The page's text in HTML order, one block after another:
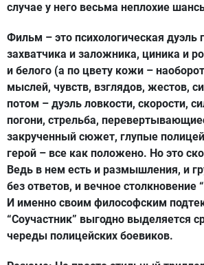
случае у него весьма неплохие
Фильм – это психологическая дуэль
захватчика и заложника, циника и
и белого (а по цвету кожи –
мыслей, чувств, взглядов, жестов,
потом – дуэль ловкости, скорости,
погони, стрельба,
закрученный сюжет, глупые
герой – все как положено. Но это
Ведь в нем есть и размышления, и
без ответов, и вечное столкновение
И именно своим философским
“Соучастник” выгодно выделяется
череды полицейских боевиков.